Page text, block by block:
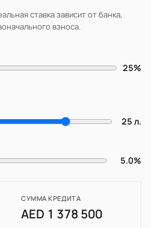
ставка зависит от банка,
взноса.
25%
25 л.
5.0%
СУММА КРЕДИТА
AED 1 378 500